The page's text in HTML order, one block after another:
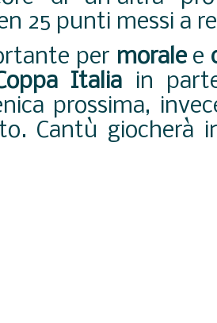
25 punti messi a
per moralee
Italia in
prossima,
Cantù giocherà